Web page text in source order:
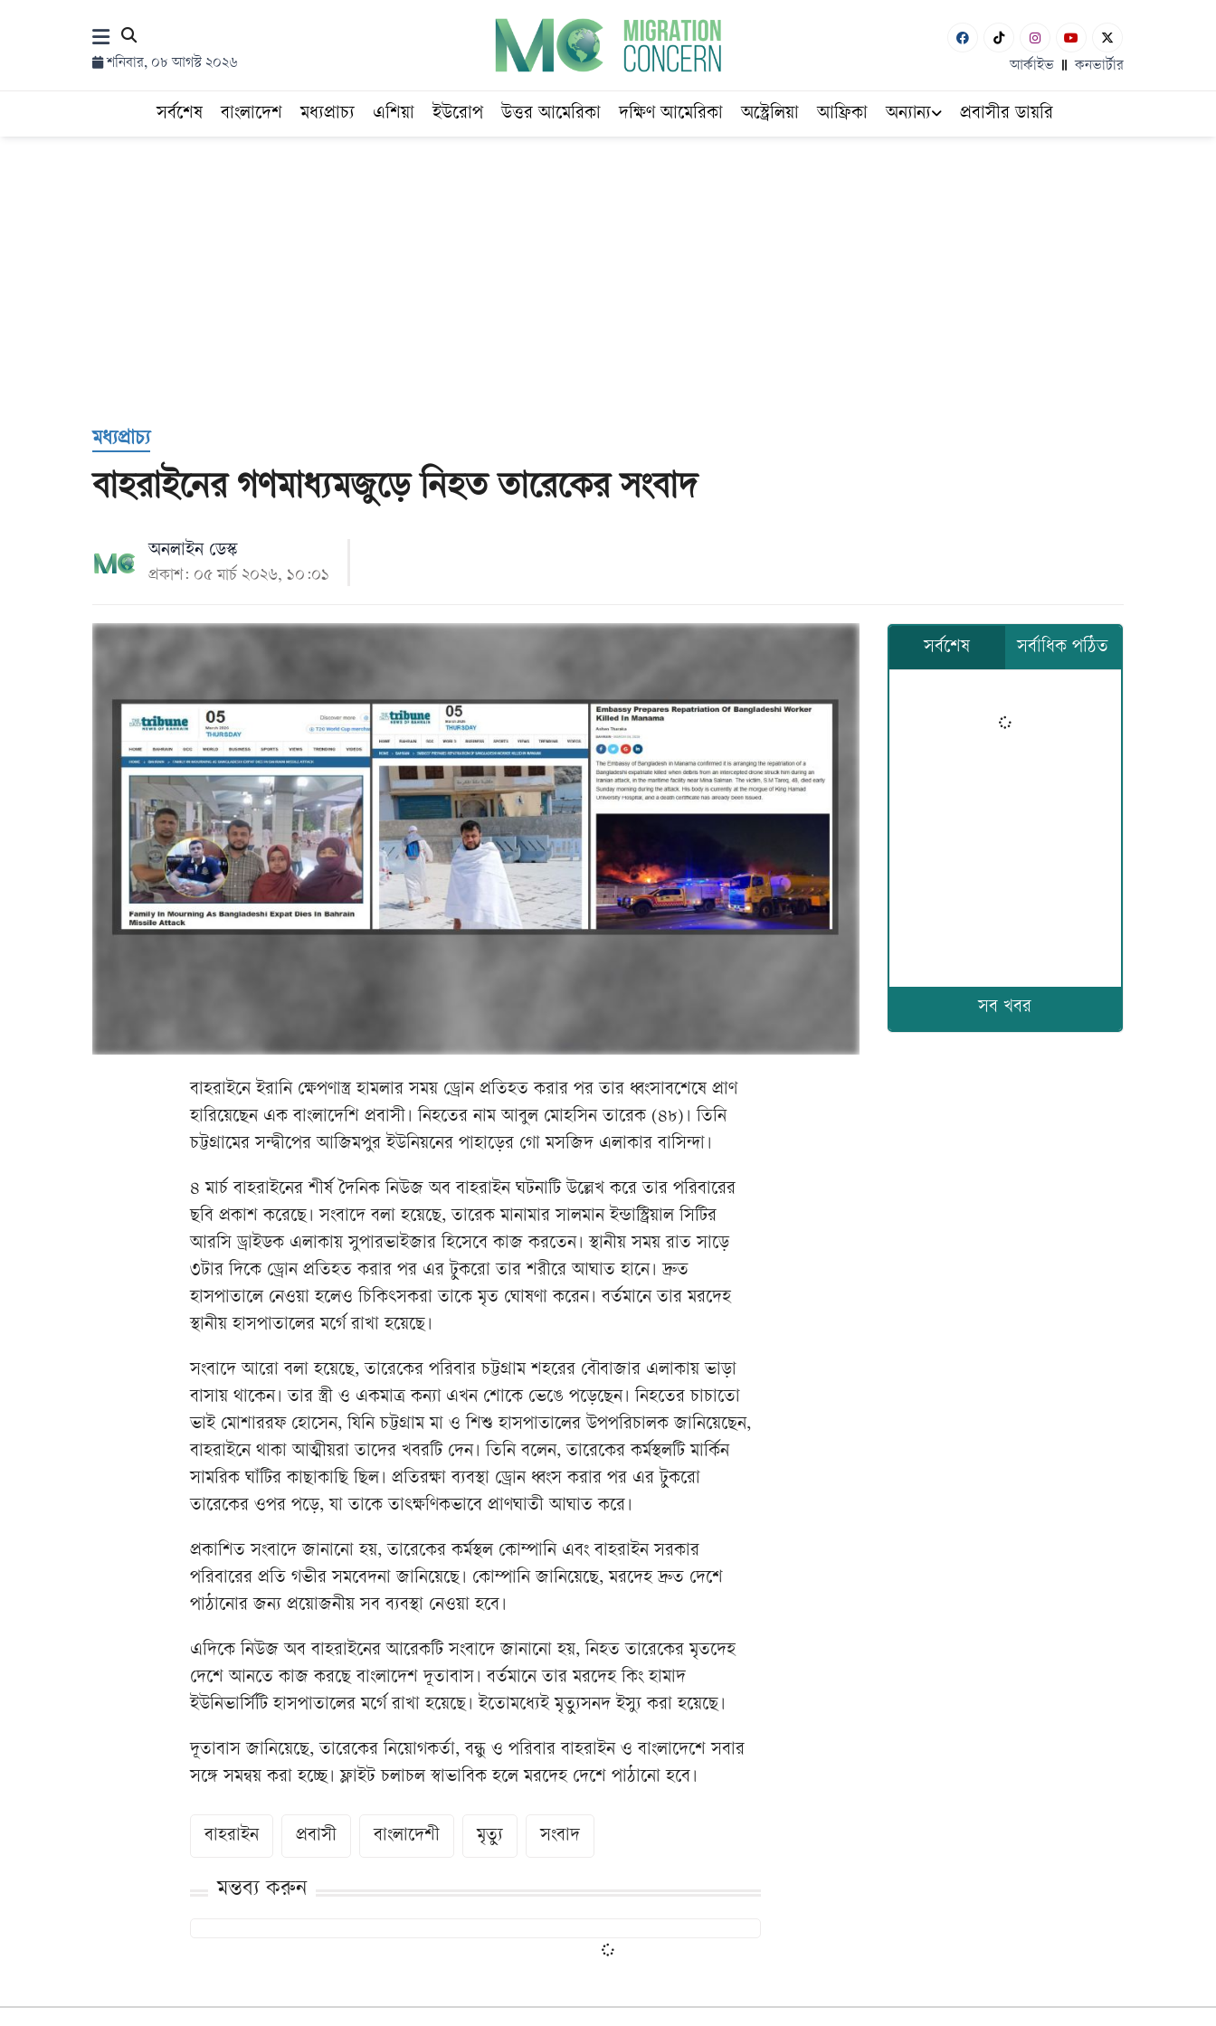
শনিবার, ০৮ আগস্ট ২০২৬ আর্কাইভ কনভার্টার
সর্বশেষ বাংলাদেশ মধ্যপ্রাচ্য এশিয়া ইউরোপ উত্তর আমেরিকা দক্ষিণ আমেরিকা অস্ট্রেলিয়া আফ্রিকা অন্যান্য প্রবাসীর ডায়রি
মধ্যপ্রাচ্য
বাহরাইনের গণমাধ্যমজুড়ে নিহত তারেকের সংবাদ
অনলাইন ডেস্ক
প্রকাশ: ০৫ মার্চ ২০২৬, ১০:০১
বাহরাইনে ইরানি ক্ষেপণাস্ত্র হামলার সময় ড্রোন প্রতিহত করার পর তার ধ্বংসাবশেষে প্রাণ
হারিয়েছেন এক বাংলাদেশি প্রবাসী। নিহতের নাম আবুল মোহসিন তারেক (৪৮)। তিনি
চট্টগ্রামের সন্দ্বীপের আজিমপুর ইউনিয়নের পাহাড়ের গো মসজিদ এলাকার বাসিন্দা।
৪ মার্চ বাহরাইনের শীর্ষ দৈনিক নিউজ অব বাহরাইন ঘটনাটি উল্লেখ করে তার পরিবারের
ছবি প্রকাশ করেছে। সংবাদে বলা হয়েছে, তারেক মানামার সালমান ইন্ডাস্ট্রিয়াল সিটির
আরসি ড্রাইডক এলাকায় সুপারভাইজার হিসেবে কাজ করতেন। স্থানীয় সময় রাত সাড়ে
৩টার দিকে ড্রোন প্রতিহত করার পর এর টুকরো তার শরীরে আঘাত হানে। দ্রুত
হাসপাতালে নেওয়া হলেও চিকিৎসকরা তাকে মৃত ঘোষণা করেন। বর্তমানে তার মরদেহ
স্থানীয় হাসপাতালের মর্গে রাখা হয়েছে।
সংবাদে আরো বলা হয়েছে, তারেকের পরিবার চট্টগ্রাম শহরের বৌবাজার এলাকায় ভাড়া
বাসায় থাকেন। তার স্ত্রী ও একমাত্র কন্যা এখন শোকে ভেঙে পড়েছেন। নিহতের চাচাতো
ভাই মোশাররফ হোসেন, যিনি চট্টগ্রাম মা ও শিশু হাসপাতালের উপপরিচালক জানিয়েছেন,
বাহরাইনে থাকা আত্মীয়রা তাদের খবরটি দেন। তিনি বলেন, তারেকের কর্মস্থলটি মার্কিন
সামরিক ঘাঁটির কাছাকাছি ছিল। প্রতিরক্ষা ব্যবস্থা ড্রোন ধ্বংস করার পর এর টুকরো
তারেকের ওপর পড়ে, যা তাকে তাৎক্ষণিকভাবে প্রাণঘাতী আঘাত করে।
প্রকাশিত সংবাদে জানানো হয়, তারেকের কর্মস্থল কোম্পানি এবং বাহরাইন সরকার
পরিবারের প্রতি গভীর সমবেদনা জানিয়েছে। কোম্পানি জানিয়েছে, মরদেহ দ্রুত দেশে
পাঠানোর জন্য প্রয়োজনীয় সব ব্যবস্থা নেওয়া হবে।
এদিকে নিউজ অব বাহরাইনের আরেকটি সংবাদে জানানো হয়, নিহত তারেকের মৃতদেহ
দেশে আনতে কাজ করছে বাংলাদেশ দূতাবাস। বর্তমানে তার মরদেহ কিং হামাদ
ইউনিভার্সিটি হাসপাতালের মর্গে রাখা হয়েছে। ইতোমধ্যেই মৃত্যুসনদ ইস্যু করা হয়েছে।
দূতাবাস জানিয়েছে, তারেকের নিয়োগকর্তা, বন্ধু ও পরিবার বাহরাইন ও বাংলাদেশে সবার
সঙ্গে সমন্বয় করা হচ্ছে। ফ্লাইট চলাচল স্বাভাবিক হলে মরদেহ দেশে পাঠানো হবে।
বাহরাইন প্রবাসী বাংলাদেশী মৃত্যু সংবাদ
মন্তব্য করুন
সর্বশেষ সর্বাধিক পঠিত
সব খবর